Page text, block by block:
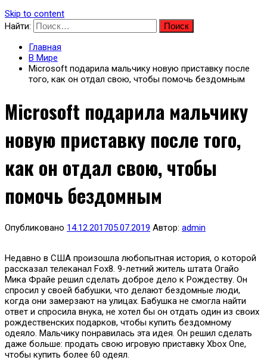
Skip to content
Найти:
Главная
В Мире
Microsoft подарила мальчику новую приставку после
того, как он отдал свою, чтобы помочь бездомным
Microsoft подарила мальчику
новую приставку после того,
как он отдал свою, чтобы
помочь бездомным
Опубликовано 14.12.201705.07.2019 Автор: admin
Недавно в США произошла любопытная история, о которой
рассказал телеканал Fox8. 9-летний житель штата Огайо
Мика Фрайе решил сделать доброе дело к Рождеству. Он
спросил у своей бабушки, что делают бездомные люди,
когда они замерзают на улицах. Бабушка не смогла найти
ответ и спросила внука, не хотел бы он отдать один из своих
рождественских подарков, чтобы купить бездомному
одеяло. Мальчику понравилась эта идея. Он решил сделать
даже больше: продать свою игровую приставку Xbox One,
чтобы купить более 60 одеял.